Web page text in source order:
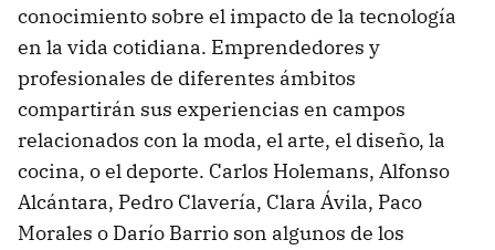
conocimiento sobre el impacto de la tecnología
en la vida cotidiana. Emprendedores y
profesionales de diferentes ámbitos
compartirán sus experiencias en campos
relacionados con la moda, el arte, el diseño, la
cocina, o el deporte. Carlos Holemans, Alfonso
Alcántara, Pedro Clavería, Clara Ávila, Paco
Morales o Darío Barrio son algunos de los